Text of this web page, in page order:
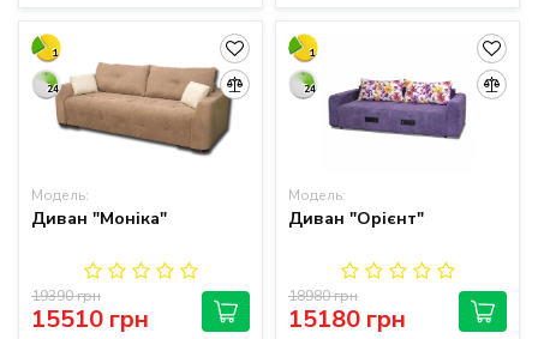
1
24
Модель:
Диван "Моніка"
15510 грн
19390 грн
1
24
Модель:
Диван "Орієнт"
15180 грн
18980 грн